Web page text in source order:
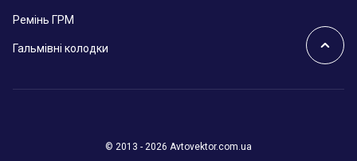
Ремінь ГРМ
Гальмівні колодки
© 2013 - 2026 Avtovektor.com.ua